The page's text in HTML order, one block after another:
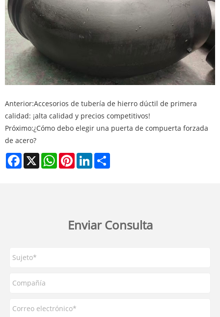
Anterior:Accesorios de tubería de hierro dúctil de primera
calidad: ¡alta calidad y precios competitivos!
Próximo:¿Cómo debo elegir una puerta de compuerta forzada
de acero?
Facebook
X WhatsAppPinterestLinkedIn
Enviar Consulta